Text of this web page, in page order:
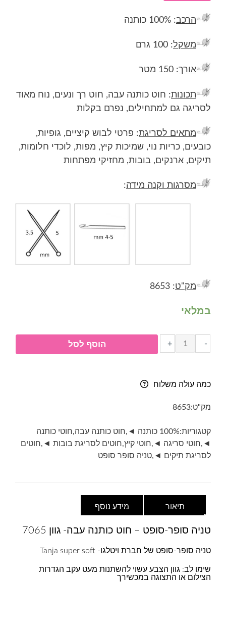
הרכב: 100% כותנה
משקל: 100 גרם
אורך: 150 מטר
תכונות: חוט כותנה עבה, חוט רך ונעים, נוח מאוד
לסריגה גם למתחילים, נפרם בקלות
מתאים לסריגת: פרטי לבוש קיציים, גופיות,
כובעים, כריות נוי, שמיכות קיץ, מפות, לוכדי חלומות,
תיקים, ארנקים, בובות, מחזיקי מפתחות
מסרגות וקנה מידה:
מק"ט: 8653
במלאי
-
כמות
של
סופט-
חום
+ הוסף לסל
כמה עולה משלוח
מק"ט:8653
קטגוריות:100% כותנה ◄ ,חוט כותנה עבה,חוטי כותנה
◄
,חוטי סריגה ◄ ,חוטי קיץ,חוטים לסריגת בובות ◄ ,חוטים
לסריגת תיקים ◄ ,טניה סופר סופט
תיאור מידע נוסף
טניה סופר-סופט – חוט כותנה עבה- גוון 7065
טניה סופר-סופט של חברת ויטלגו- Tanja super soft
שימו לב: גוון הצבע עשוי להשתנות מעט עקב הגדרות
הצילום או התצוגה במכשירך